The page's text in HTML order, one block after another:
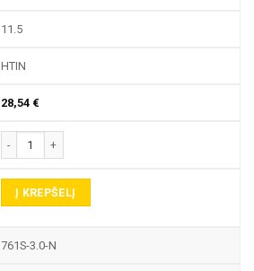
11.5
HTIN
28,54 €
produkto kiekis: 761S TEKINIMO PLOKŠTELĖ
Į KREPŠELĮ
761S-3.0-N